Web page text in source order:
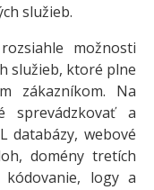
služieb.
možnosti
služieb, ktoré plne
zákazníkom. Na
sprevádzkovať a
databázy, webové
domény tretích
logy a